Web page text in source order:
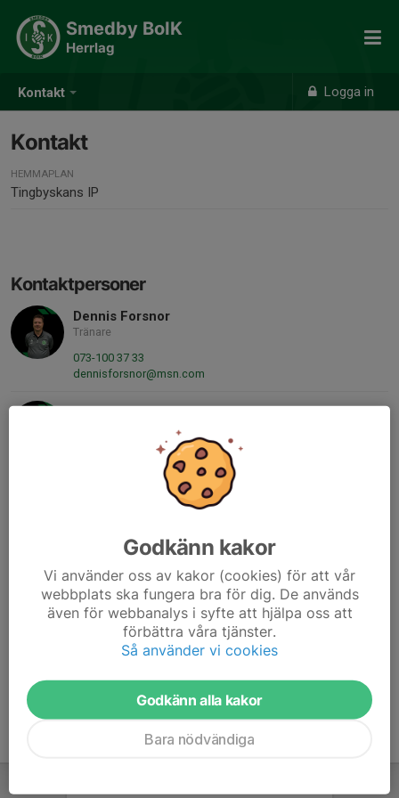
Kontakt Logga in
Smedby BoIK
Herrlag
Kontakt
HEMMAPLAN
Tingbyskans IP
Kontaktpersoner
Dennis Forsnor
Tränare
073-100 37 33
dennisforsnor@msn.com
Dan Johansson
Mobil visas bara för inloggade
E-post visas bara för inloggade
070-621 01 23
Ali Kadhim
Tränare
072-307 70 15
ali.kadhim@skolakalmar.se
Godkänn kakor
Vi använder oss av kakor (cookies) för att vår
webbplats ska fungera bra för dig. De används
även för webbanalys i syfte att hjälpa oss att
förbättra våra tjänster.
Så använder vi cookies
Godkänn alla kakor
Bara nödvändiga